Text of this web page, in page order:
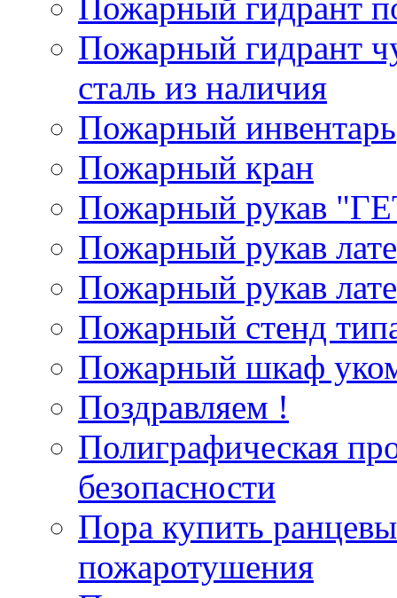
Пожарный гидрант
сталь из наличия
Пожарный инвентарь
Пожарный кран
Пожарный рукав
Пожарный рукав
Пожарный рукав
Пожарный стенд
Пожарный шкаф
Поздравляем !
Полиграфическая
безопасности
Пора купить
пожаротушения